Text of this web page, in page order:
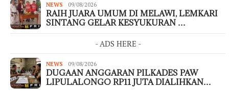
NEWS 09/08/2026
RAIH JUARA UMUM DI MELAWI, LEMKARI
SINTANG GELAR KESYUKURAN …
- ADS HERE -
NEWS 09/08/2026
DUGAAN ANGGARAN PILKADES PAW
LIPULALONGO RP11 JUTA DIALIHKAN…